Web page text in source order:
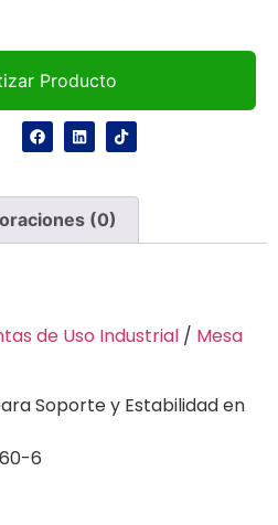
Producto
(0)
de Uso Industrial / Mesa
Soporte y Estabilidad en
6